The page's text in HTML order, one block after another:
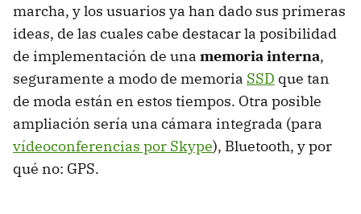
marcha, y los usuarios ya han dado sus primeras
ideas, de las cuales cabe destacar la posibilidad
de implementación de una memoria interna,
seguramente a modo de memoria SSD que tan
de moda están en estos tiempos. Otra posible
ampliación sería una cámara integrada (para
vídeoconferencias por Skype), Bluetooth, y por
qué no: GPS.